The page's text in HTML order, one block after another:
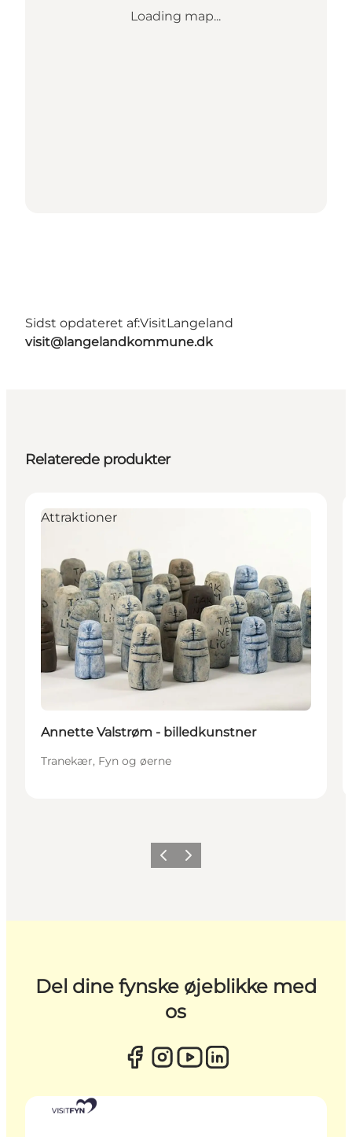
Loading map...
Sidst opdateret af:VisitLangeland
visit@langelandkommune.dk
Relaterede produkter
Attraktioner
Annette Valstrøm - billedkunstner
Tranekær, Fyn og øerne
ForrigeNæste
Del dine fynske øjeblikke med
os